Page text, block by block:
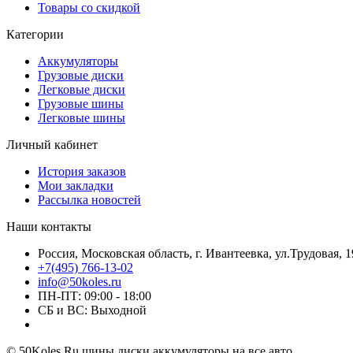
Товары со скидкой
Категории
Аккумуляторы
Грузовые диски
Легковые диски
Грузовые шины
Легковые шины
Личный кабинет
История заказов
Мои закладки
Рассылка новостей
Наши контакты
Россия, Московская область, г. Ивантеевка, ул.Трудовая,
+7(495) 766-13-02
info@50koles.ru
ПН-ПТ: 09:00 - 18:00
СБ и ВС: Выходной